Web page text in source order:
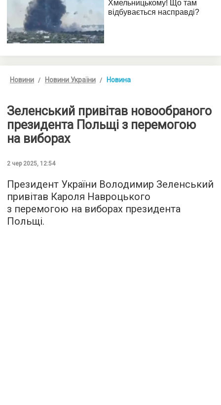
Новини Новини України Новина
Зеленський привітав новообраного
президента Польщі з перемогою
на виборах
2 чер 2025, 12:54
Президент України Володимир Зеленський
привітав Кароля Навроцького
з перемогою на виборах президента
Польщі.